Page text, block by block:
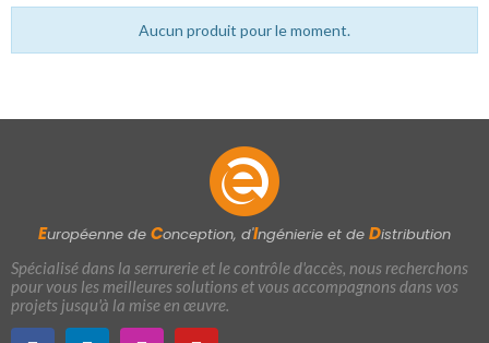
Aucun produit pour le moment.
Européenne de Conception, d'Ingénierie et de Distribution
Spécialisé dans la serrurerie et le contrôle d'accès, nous recherchons
pour vous les meilleures solutions et vous accompagnons dans vos
projets jusqu'à la mise en œuvre.